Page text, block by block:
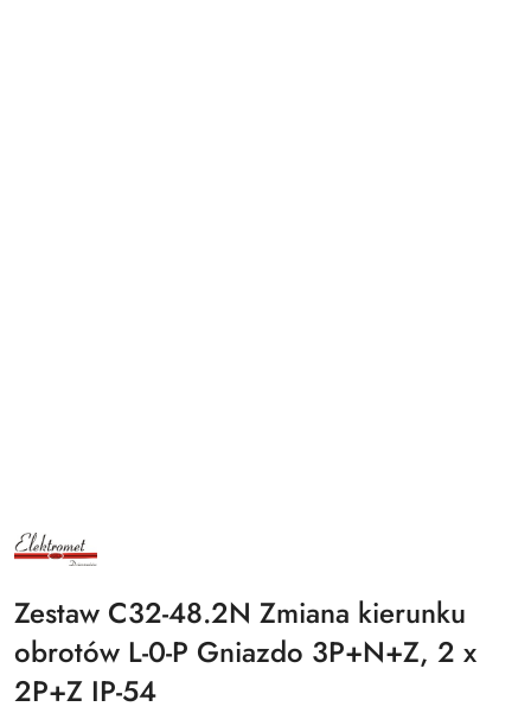
NAZWA
PRODUCENTA:
ELEKTROMET
Zestaw C32-48.2N Zmiana kierunku
obrotów L-0-P Gniazdo 3P+N+Z, 2 x
2P+Z IP-54